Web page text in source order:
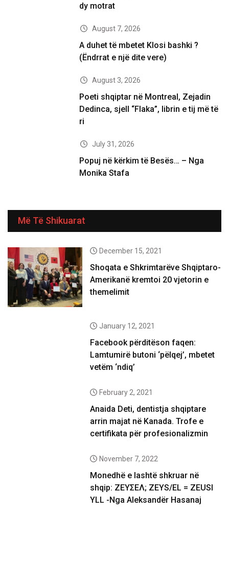
dy motrat
August 7, 2026
A duhet të mbetet Klosi bashki ?
(Ëndrrat e një dite vere)
August 3, 2026
Poeti shqiptar në Montreal, Zejadin
Dedinca, sjell “Flaka”, librin e tij më të
ri
July 31, 2026
Popuj në kërkim të Besës… – Nga
Monika Stafa
Më Të Shikuarat
December 15, 2021
Shoqata e Shkrimtarëve Shqiptaro-
Amerikanë kremtoi 20 vjetorin e
themelimit
January 12, 2021
Facebook përditëson faqen:
Lamtumirë butoni ‘pëlqej’, mbetet
vetëm ‘ndiq’
February 2, 2021
Anaida Deti, dentistja shqiptare
arrin majat në Kanada. Trofe e
certifikata për profesionalizmin
November 7, 2022
Monedhë e lashtë shkruar në
shqip: ΖΕΥΣΕΛ; ZEYS/EL = ZEUSI
YLL -Nga Aleksandër Hasanaj